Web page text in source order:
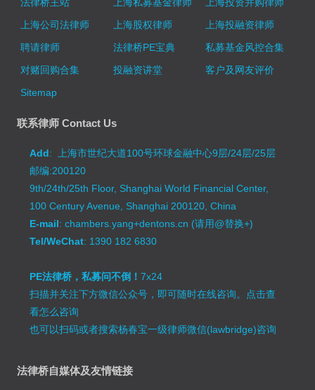
上海公司法律师
上海股权律师
上海投融资律师
聘请律师
法律桥PE宝典
私募基金风控合集
对赌回购合集
投融资讲堂
客户及网友评价
Sitemap
联系律师 Contact Us
Add: 上海市世纪大道100号环球金融中心9层/24层/25层
邮编:200120
9th/24th/25th Floor, Shanghai World Financial Center,
100 Century Avenue, Shanghai 200120, China
E-mail: chambers.yang+dentons.cn (请用@替换+)
Tel/WeChat: 1390 182 6830
PE法律桥，私募问不倒！7x24
扫描并关注下方微信公众号，即可随时在线咨询。 点击查
看怎么咨询
也可以扫码或者搜索杨春宝一级律师微信(lawbridge)咨询
法律桥自媒体及友情链接